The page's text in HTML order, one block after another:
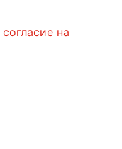
согласие на